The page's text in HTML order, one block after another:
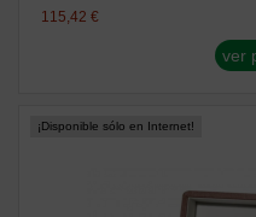
115,42 €
ver
¡Disponible sólo en Internet!